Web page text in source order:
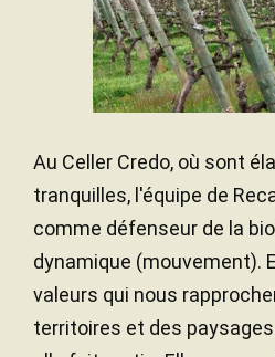
Au Celler Credo, où sont
tranquilles, l'équipe de
comme défenseur de la
dynamique (mouvement).
valeurs qui nous
territoires et des